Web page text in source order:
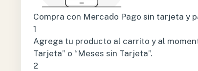
Compra con Mercado Pago sin tarjeta y
1
Agrega tu producto al carrito y al
Tarjeta” o “Meses sin Tarjeta”.
2